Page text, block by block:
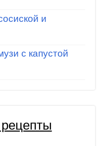
и
с капустой
рецепты